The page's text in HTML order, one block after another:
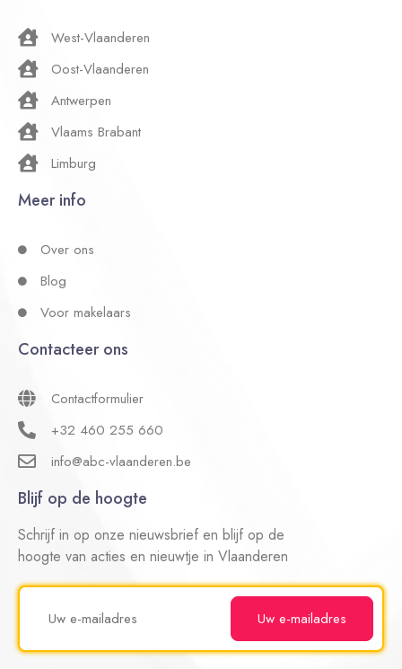
West-Vlaanderen
Oost-Vlaanderen
Antwerpen
Vlaams Brabant
Limburg
Meer info
Over ons
Blog
Voor makelaars
Contacteer ons
Contactformulier
+32 460 255 660
info@abc-vlaanderen.be
Blijf op de hoogte
Schrijf in op onze nieuwsbrief en blijf op de
hoogte van acties en nieuwtje in Vlaanderen